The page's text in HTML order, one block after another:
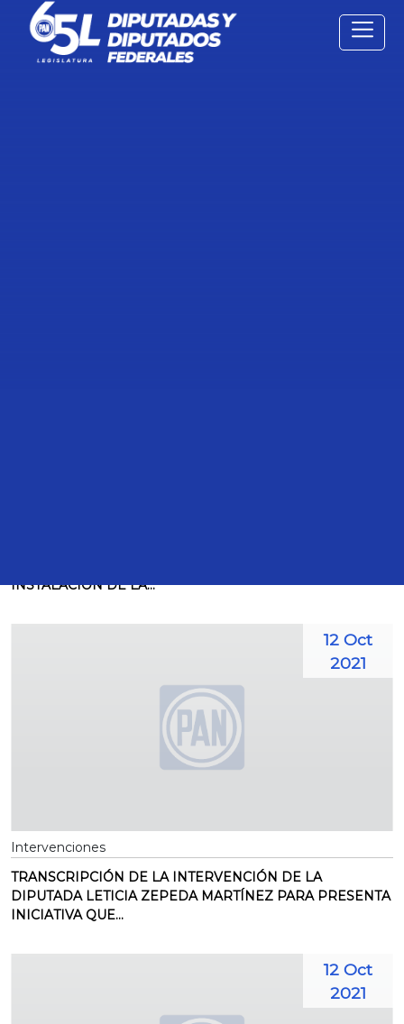
INSTALACIÓN DE LA...
12 Oct
2021
Intervenciones
TRANSCRIPCIÓN DE LA INTERVENCIÓN DE LA
DIPUTADA LETICIA ZEPEDA MARTÍNEZ PARA PRESENTA
INICIATIVA QUE...
12 Oct
2021